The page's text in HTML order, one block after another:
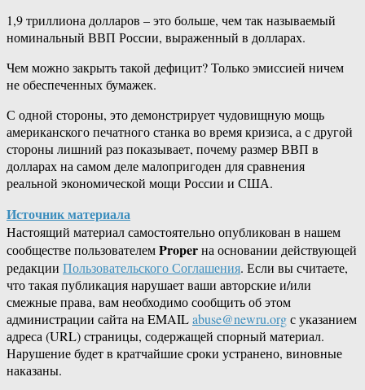
1,9 триллиона долларов – это больше, чем так называемый
номинальный ВВП России, выраженный в долларах.
Чем можно закрыть такой дефицит? Только эмиссией ничем
не обеспеченных бумажек.
С одной стороны, это демонстрирует чудовищную мощь
американского печатного станка во время кризиса, а с другой
стороны лишний раз показывает, почему размер ВВП в
долларах на самом деле малопригоден для сравнения
реальной экономической мощи России и США.
Источник материала
Настоящий материал самостоятельно опубликован в нашем
сообществе пользователемProperна основании действующей
редакции Пользовательского Соглашения. Если вы считаете,
что такая публикация нарушает ваши авторские и/или
смежные права, вам необходимо сообщить об этом
администрации сайта на EMAILabuse@newru.orgс указанием
адреса (URL) страницы, содержащей спорный материал.
Нарушение будет в кратчайшие сроки устранено, виновные
наказаны.